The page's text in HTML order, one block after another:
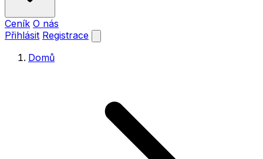
Ceník O nás
Přihlásit Registrace
Domů